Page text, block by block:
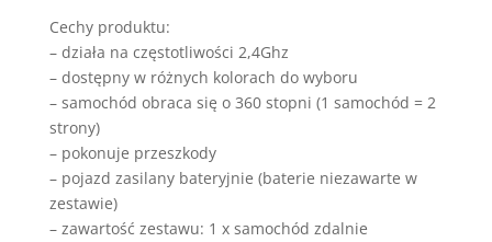
Cechy produktu:
– działa na częstotliwości 2,4Ghz
– dostępny w różnych kolorach do wyboru
– samochód obraca się o 360 stopni (1 samochód = 2
strony)
– pokonuje przeszkody
– pojazd zasilany bateryjnie (baterie niezawarte w
zestawie)
– zawartość zestawu: 1 x samochód zdalnie